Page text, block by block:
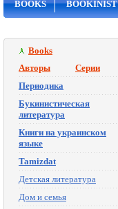
BOOKS BOOKINIST
Books
Авторы
Серии
Периодика
Букинистическая
литература
Книги на украинском
языке
Tamizdat
Детская литература
Дом и семья